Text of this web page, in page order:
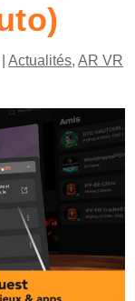
|Actualités,AR VR